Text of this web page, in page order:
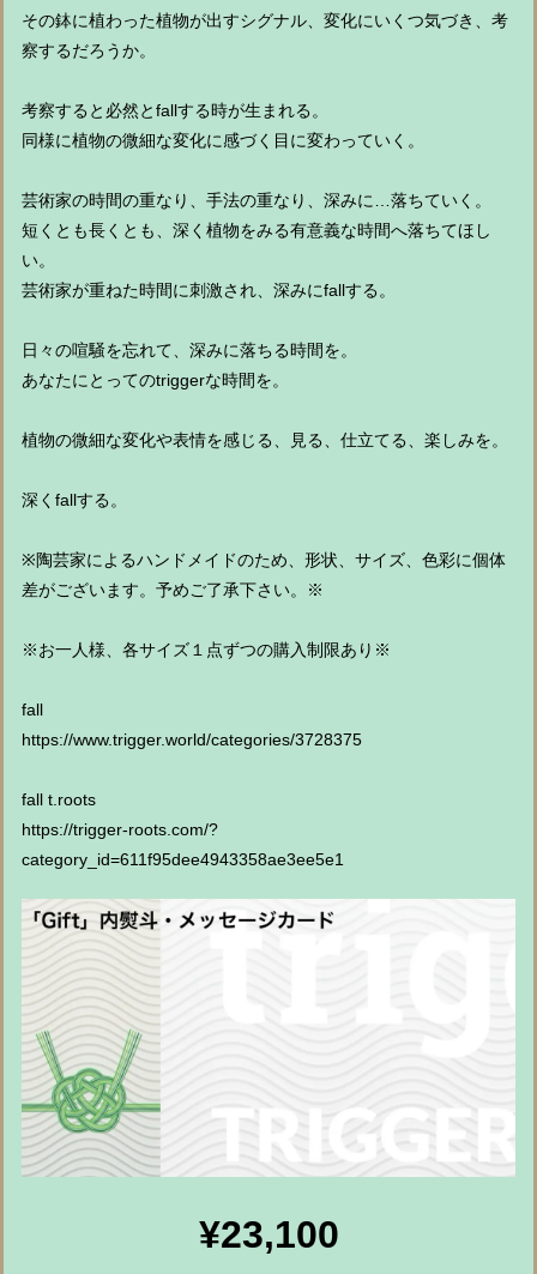
その鉢に植わった植物が出すシグナル、変化にいくつ気づき、考
察するだろうか。
考察すると必然とfallする時が生まれる。
同様に植物の微細な変化に感づく目に変わっていく。
芸術家の時間の重なり、手法の重なり、深みに…落ちていく。
短くとも長くとも、深く植物をみる有意義な時間へ落ちてほし
い。
芸術家が重ねた時間に刺激され、深みにfallする。
日々の喧騒を忘れて、深みに落ちる時間を。
あなたにとってのtriggerな時間を。
植物の微細な変化や表情を感じる、見る、仕立てる、楽しみを。
深くfallする。
※陶芸家によるハンドメイドのため、形状、サイズ、色彩に個体
差がございます。予めご了承下さい。※
※お一人様、各サイズ１点ずつの購入制限あり※
fall
https://www.trigger.world/categories/3728375
fall t.roots
https://trigger-roots.com/?
category_id=611f95dee4943358ae3ee5e1
¥23,100